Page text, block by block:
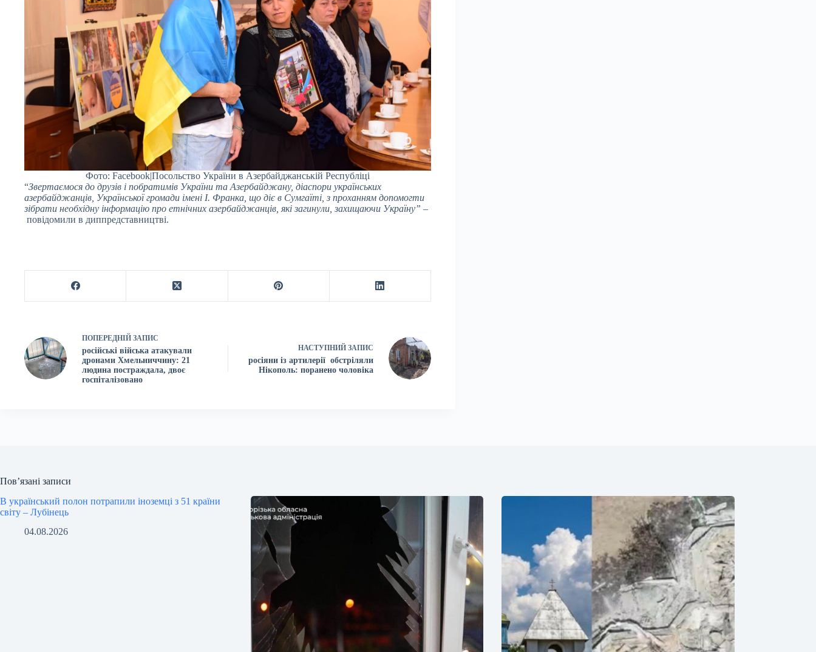
Фото: Facebook|Посольство України в Азербайджанській Республіці
“Звертаємося до друзів і побратимів України та Азербайджану, діаспори українських
азербайджанців, Української громади імені І. Франка, що діє в Сумгаїті, з проханням допомогти
зібрати необхідну інформацію про етнічних азербайджанців, які загинули, захищаючи Україну” –
повідомили в диппредставництві.
ПОПЕРЕДНІЙ ЗАПИС
російські війська атакували
дронами Хмельниччину: 21
людина постраждала, двоє
госпіталізовано
НАСТУПНИЙ ЗАПИС
росіяни із артилерії обстріляли
Нікополь: поранено чоловіка
Пов’язані записи
В український полон потрапили іноземці з 51 країни
світу – Лубінець
04.08.2026